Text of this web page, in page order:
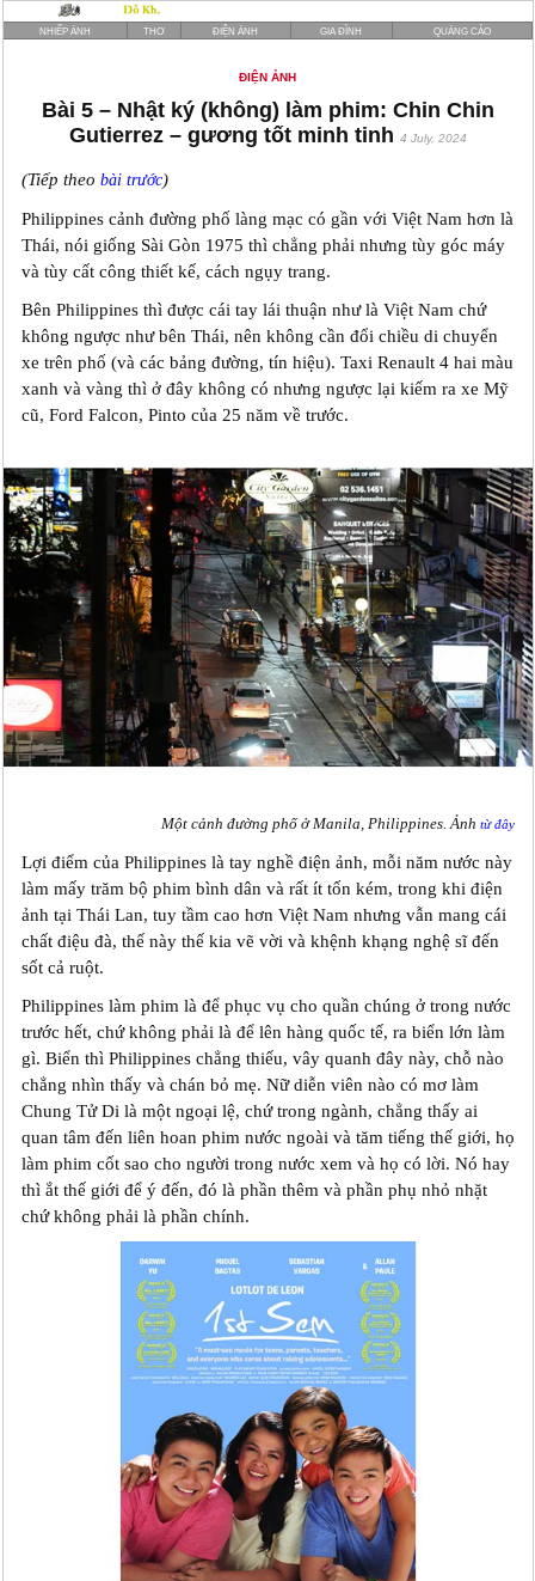
NHIẾP ẢNH THƠ ĐIỆN ẢNH GIA ĐÌNH QUẢNG CÁO
ĐIỆN ẢNH
Bài 5 – Nhật ký (không) làm phim: Chin Chin
Gutierrez – gương tốt minh tinh 4 July, 2024
(Tiếp theo bài trước)
Philippines cảnh đường phố làng mạc có gần với Việt Nam hơn là
Thái, nói giống Sài Gòn 1975 thì chẳng phải nhưng tùy góc máy
và tùy cất công thiết kế, cách ngụy trang.
Bên Philippines thì được cái tay lái thuận như là Việt Nam chứ
không ngược như bên Thái, nên không cần đổi chiều di chuyển
xe trên phố (và các bảng đường, tín hiệu). Taxi Renault 4 hai màu
xanh và vàng thì ở đây không có nhưng ngược lại kiếm ra xe Mỹ
cũ, Ford Falcon, Pinto của 25 năm về trước.
Một cảnh đường phố ở Manila, Philippines. Ảnh từ đây
Lợi điểm của Philippines là tay nghề điện ảnh, mỗi năm nước này
làm mấy trăm bộ phim bình dân và rất ít tốn kém, trong khi điện
ảnh tại Thái Lan, tuy tầm cao hơn Việt Nam nhưng vẫn mang cái
chất điệu đà, thế này thế kia vẽ vời và khệnh khạng nghệ sĩ đến
sốt cả ruột.
Philippines làm phim là để phục vụ cho quần chúng ở trong nước
trước hết, chứ không phải là để lên hàng quốc tế, ra biển lớn làm
gì. Biển thì Philippines chẳng thiếu, vây quanh đây này, chỗ nào
chẳng nhìn thấy và chán bỏ mẹ. Nữ diễn viên nào có mơ làm
Chung Tử Di là một ngoại lệ, chứ trong ngành, chẳng thấy ai
quan tâm đến liên hoan phim nước ngoài và tăm tiếng thế giới, họ
làm phim cốt sao cho người trong nước xem và họ có lời. Nó hay
thì ắt thế giới để ý đến, đó là phần thêm và phần phụ nhỏ nhặt
chứ không phải là phần chính.